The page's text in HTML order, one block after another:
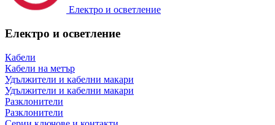
Електро и осветление
Електро и осветление
Кабели
Кабели на метър
Удължители и кабелни макари
Удължители и кабелни макари
Разклонители
Разклонители